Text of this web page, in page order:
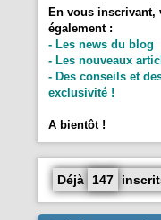
En vous inscrivant,
également :
- Les news du blog
- Les nouveaux
- Des conseils et
exclusivité !
A bientôt !
Déjà 147